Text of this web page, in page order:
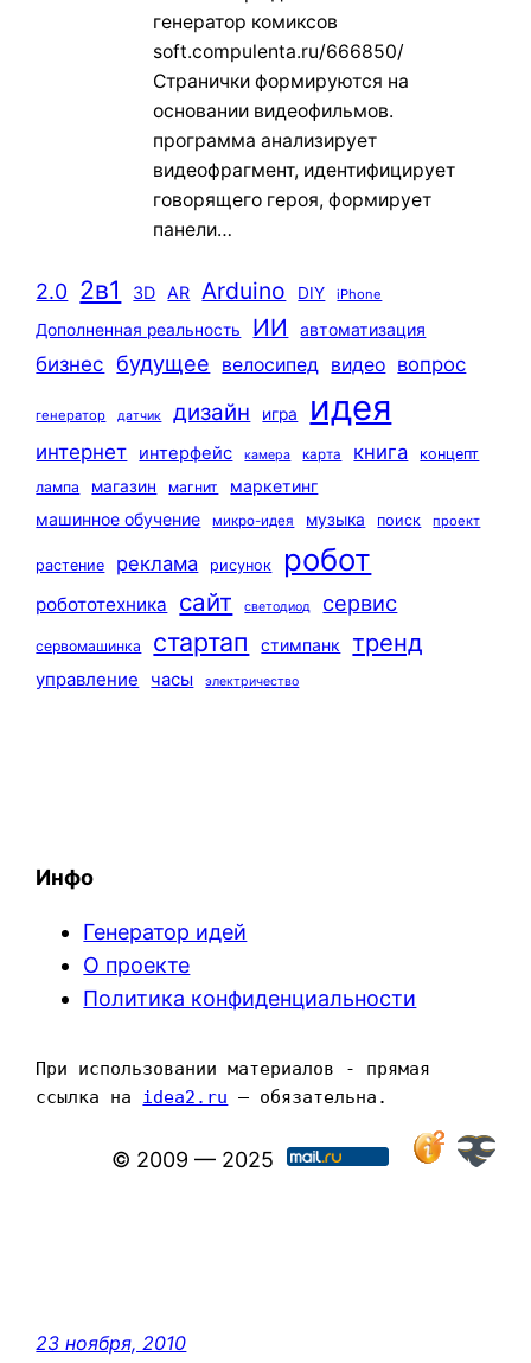
генератор комиксов
soft.compulenta.ru/666850/
Странички формируются на
основании видеофильмов.
программа анализирует
видеофрагмент, идентифицирует
говорящего героя, формирует
панели…
2.0 2в1 3D AR Arduino DIY iPhone
Дополненная реальность ИИ автоматизация
бизнес будущее велосипед видео вопрос
генератор датчик дизайн игра идея
интернет интерфейс камера карта книга
концепт
лампа
магазин магнит
маркетинг
машинное обучение
микро-идея музыка поиск проект
растение реклама рисунок робот
робототехника сайт светодиод сервис
сервомашинка стартап стимпанк тренд
управление часы электричество
Инфо
Генератор идей
О проекте
Политика конфиденциальности
При использовании материалов - прямая
ссылка на idea2.ru — обязательна.
© 2009 — 2025
23 ноября, 2010